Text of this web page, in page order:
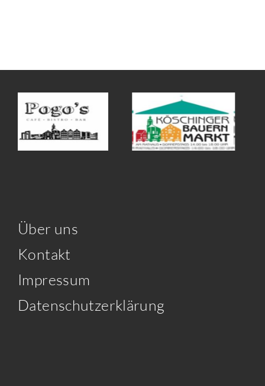
Über uns
Kontakt
Impressum
Datenschutzerklärung